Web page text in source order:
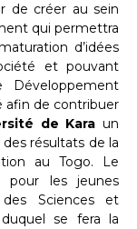
de créer au sein
qui permettra
d’idées
et pouvant
afin de contribuer
de Kara un
résultats de la
au Togo. Le
pour les jeunes
Sciences et
se fera la